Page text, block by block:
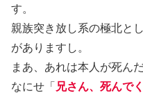
す。
親族突き放し系の極北とし
がありますし。
まあ、あれは本人が死ん
なにせ「 兄さん、死んで